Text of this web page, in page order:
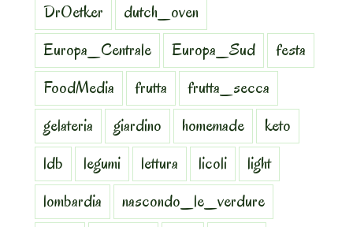
DrOetker
dutch_oven
Europa_Centrale
Europa_Sud
festa
FoodMedia
frutta
frutta_secca
gelateria
giardino homemade
keto
ldb
legumi lettura licoli
light
lombardia
nascondo_le_verdure